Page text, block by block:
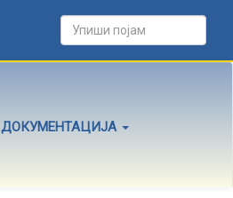
ДОКУМЕНТАЦИЈА